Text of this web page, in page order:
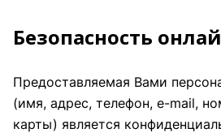
Безопасность
Предоставляемая Вами
(имя, адрес, телефон, e-mail,
карты) является